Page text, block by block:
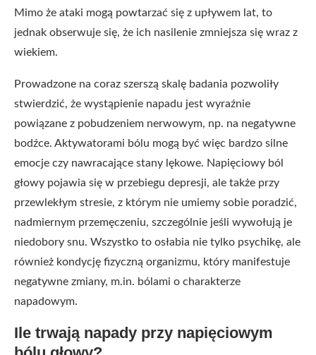
Mimo że ataki mogą powtarzać się z upływem lat, to
jednak obserwuje się, że ich nasilenie zmniejsza się wraz z
wiekiem.
Prowadzone na coraz szerszą skalę badania pozwoliły
stwierdzić, że wystąpienie napadu jest wyraźnie
powiązane z pobudzeniem nerwowym, np. na negatywne
bodźce. Aktywatorami bólu mogą być więc bardzo silne
emocje czy nawracające stany lękowe. Napięciowy ból
głowy pojawia się w przebiegu depresji, ale także przy
przewlekłym stresie, z którym nie umiemy sobie poradzić,
nadmiernym przemęczeniu, szczególnie jeśli wywołują je
niedobory snu. Wszystko to osłabia nie tylko psychikę, ale
również kondycję fizyczną organizmu, który manifestuje
negatywne zmiany, m.in. bólami o charakterze
napadowym.
Ile trwają napady przy napięciowym